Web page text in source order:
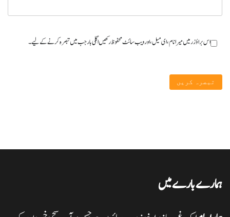
اس براؤزر میں میرا نام، ای میل، اور ویب سائٹ محفوظ رکھیں اگلی بار جب میں تبصرہ کرنے کےلیے۔
ہمارے بارے میں